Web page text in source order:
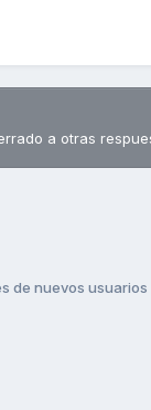
a otras
de nuevos usuarios